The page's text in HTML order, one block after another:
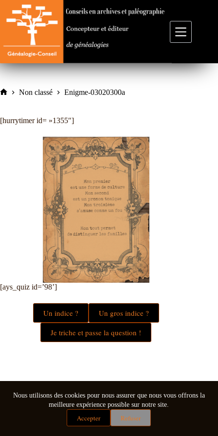
contenu
Nous utilisons des cookies pour nous assurer que nous vous offrons la
meilleure expérience possible sur notre site.
Accepter Refuser
Non classé Enigme-03020300a
[hurrytimer id= »1355″]
[ays_quiz id=’98’]
Un indice ?
Un gros indice ?
Je triche et passe la question !
Mentions légales
Conditions générales de vente